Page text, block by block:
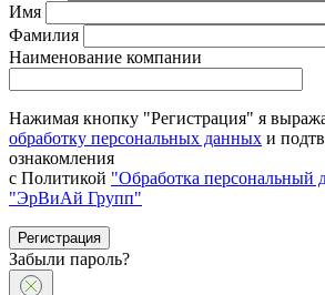
Имя
Фамилия
Наименование компании
Нажимая кнопку "Регистрация" я
обработку персональных данных и
ознакомления
с Политикой "Обработка персональный
"ЭрВиАй Групп"
Регистрация
Забыли пароль?